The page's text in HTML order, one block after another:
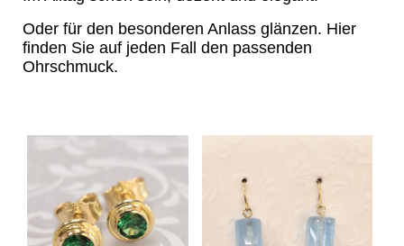
Oder für den besonderen Anlass glänzen. Hier
finden Sie auf jeden Fall den passenden
Ohrschmuck.